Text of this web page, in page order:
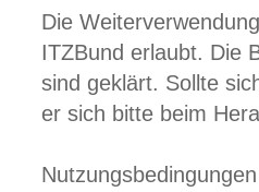
Die
ITZBund erlaubt. Die
sind geklärt. Sollte
er sich bitte beim